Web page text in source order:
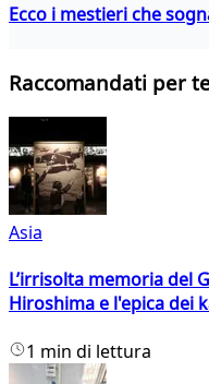
Ecco i mestieri che
Raccomandati per
Asia
L’irrisolta memoria del
Hiroshima e l'epica dei
1 min di lettura